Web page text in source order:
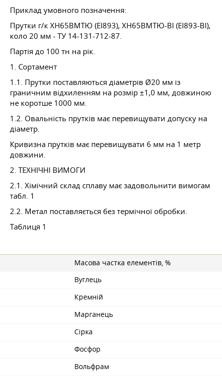
Приклад умовного позначення:
Прутки г/к ХН65ВМТЮ (ЕІ893), ХН65ВМТЮ-ВІ (ЕІ893-ВІ),
коло 20 мм - ТУ 14-131-712-87.
Партія до 100 тн на рік.
1. Сортамент
1.1. Прутки поставляються діаметрів Ø20 мм із
граничним відхиленням на розмір ±1,0 мм, довжиною
не коротше 1000 мм.
1.2. Овальність прутків має перевищувати допуску на
діаметр.
Кривизна прутків має перевищувати 6 мм на 1 метр
довжини.
2. ТЕХНІЧНІ ВИМОГИ
2.1. Хімічний склад сплаву має задовольнити вимогам
табл. 1
2.2. Метал поставляється без термічної обробки.
Таблиця 1
Масова частка елементів, %
Вуглець
Кремній
Марганець
Сірка
Фосфор
Вольфрам